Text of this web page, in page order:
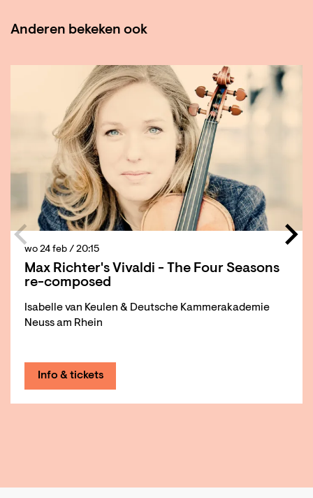
Anderen bekeken ook
Max Richter's Vivaldi - The Four Seasons
re-composed
Isabelle van Keulen & Deutsche Kammerakademie
Neuss am Rhein
wo 24 feb / 20:15
Info & tickets